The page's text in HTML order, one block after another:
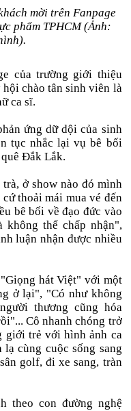
mời trên Fanpage
phẩm TPHCM (Ảnh:
của trường giới thiệu
chào tân sinh viên là
ca sĩ.
ứng dữ dội của sinh
tục nhắc lại vụ bê bối
Đắk Lắk.
ở show nào đó mình
thoải mái mua vé đến
bê bối về đạo đức vào
thể chấp nhận",
luận nhận được nhiều
hát Việt" với một
ở lại", "Có như không
thương cũng hóa
Cô nhanh chóng trở
giới trẻ với hình ảnh ca
cùng cuộc sống sang
golf, đi xe sang, tràn
theo con đường nghệ